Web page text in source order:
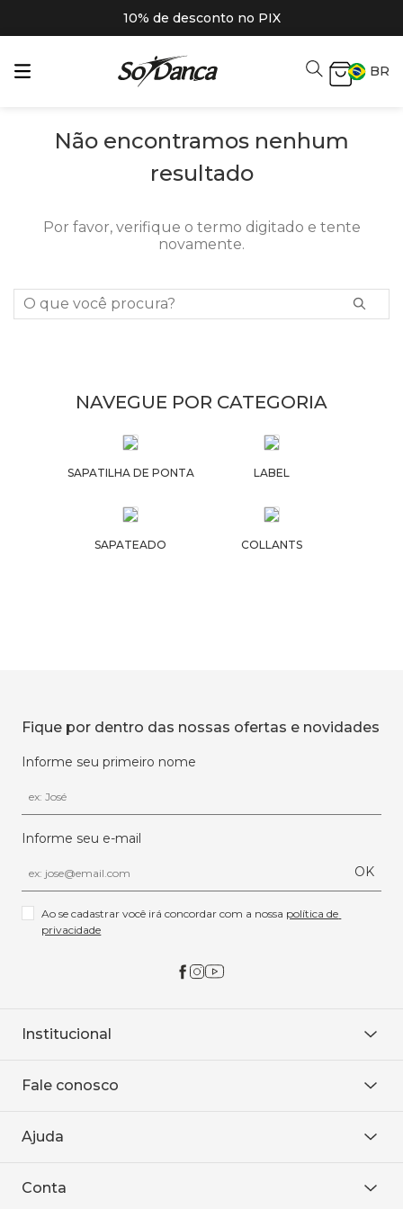
10% de desconto no PIX
BR
Não encontramos nenhum
resultado
Por favor, verifique o termo digitado e tente
novamente.
O que você procura?
NAVEGUE POR CATEGORIA
SAPATILHA DE PONTA LABEL
SAPATEADO COLLANTS
Fique por dentro das nossas ofertas e novidades
Informe seu primeiro nome
Informe seu e-mail
OK
Ao se cadastrar você irá concordar com a nossa política de
privacidade
Institucional
Onde encontrar
Baixe o APP
Fale conosco
WhatsApp
Ajuda
Política de entrega
Conta